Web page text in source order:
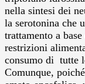
nella sintesi dei
la serotonina che
trattamento a
restrizioni
consumo di tutte
Comunque,